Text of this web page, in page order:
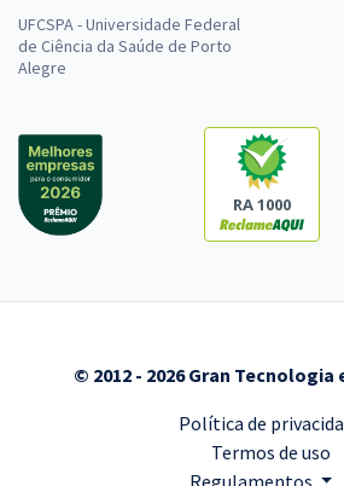
UFCSPA - Universidade Federal
de Ciência da Saúde de Porto
Alegre
RA 1000
© 2012 - 2026 Gran Tecnologia
Política de
Termos de uso
Regulamentos